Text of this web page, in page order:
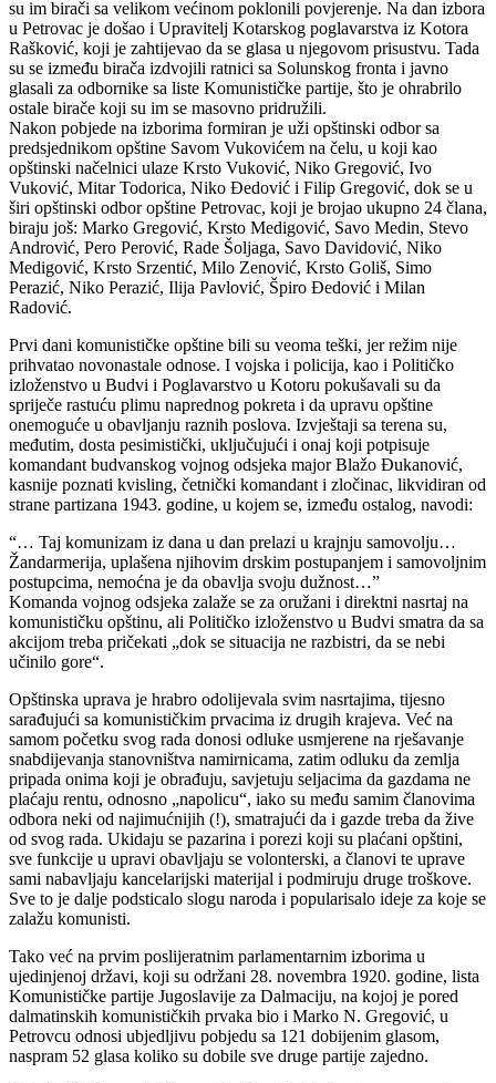
su im birači sa velikom većinom poklonili povjerenje. Na dan izbora
u Petrovac je došao i Upravitelj Kotarskog poglavarstva iz Kotora
Rašković, koji je zahtijevao da se glasa u njegovom prisustvu. Tada
su se između birača izdvojili ratnici sa Solunskog fronta i javno
glasali za odbornike sa liste Komunističke partije, što je ohrabrilo
ostale birače koji su im se masovno pridružili.
Nakon pobjede na izborima formiran je uži opštinski odbor sa
predsjednikom opštine Savom Vukovićem na čelu, u koji kao
opštinski načelnici ulaze Krsto Vuković, Niko Gregović, Ivo
Vuković, Mitar Todorica, Niko Đedović i Filip Gregović, dok se u
širi opštinski odbor opštine Petrovac, koji je brojao ukupno 24 člana,
biraju još: Marko Gregović, Krsto Medigović, Savo Medin, Stevo
Andrović, Pero Perović, Rade Šoljaga, Savo Davidović, Niko
Medigović, Krsto Srzentić, Milo Zenović, Krsto Goliš, Simo
Perazić, Niko Perazić, Ilija Pavlović, Špiro Đedović i Milan
Radović.
Prvi dani komunističke opštine bili su veoma teški, jer režim nije
prihvatao novonastale odnose. I vojska i policija, kao i Političko
izloženstvo u Budvi i Poglavarstvo u Kotoru pokušavali su da
spriječe rastuću plimu naprednog pokreta i da upravu opštine
onemoguće u obavljanju raznih poslova. Izvještaji sa terena su,
međutim, dosta pesimistički, uključujući i onaj koji potpisuje
komandant budvanskog vojnog odsjeka major Blažo Đukanović,
kasnije poznati kvisling, četnički komandant i zločinac, likvidiran od
strane partizana 1943. godine, u kojem se, između ostalog, navodi:
“… Taj komunizam iz dana u dan prelazi u krajnju samovolju…
Žandarmerija, uplašena njihovim drskim postupanjem i samovoljnim
postupcima, nemoćna je da obavlja svoju dužnost…”
Komanda vojnog odsjeka zalaže se za oružani i direktni nasrtaj na
komunističku opštinu, ali Političko izloženstvo u Budvi smatra da sa
akcijom treba pričekati „dok se situacija ne razbistri, da se nebi
učinilo gore“.
Opštinska uprava je hrabro odolijevala svim nasrtajima, tijesno
sarađujući sa komunističkim prvacima iz drugih krajeva. Već na
samom početku svog rada donosi odluke usmjerene na rješavanje
snabdijevanja stanovništva namirnicama, zatim odluku da zemlja
pripada onima koji je obrađuju, savjetuju seljacima da gazdama ne
plaćaju rentu, odnosno „napolicu“, iako su među samim članovima
odbora neki od najimućnijih (!), smatrajući da i gazde treba da žive
od svog rada. Ukidaju se pazarina i porezi koji su plaćani opštini,
sve funkcije u upravi obavljaju se volonterski, a članovi te uprave
sami nabavljaju kancelarijski materijal i podmiruju druge troškove.
Sve to je dalje podsticalo slogu naroda i popularisalo ideje za koje se
zalažu komunisti.
Tako već na prvim poslijeratnim parlamentarnim izborima u
ujedinjenoj državi, koji su održani 28. novembra 1920. godine, lista
Komunističke partije Jugoslavije za Dalmaciju, na kojoj je pored
dalmatinskih komunističkih prvaka bio i Marko N. Gregović, u
Petrovcu odnosi ubjedljivu pobjedu sa 121 dobijenim glasom,
naspram 52 glasa koliko su dobile sve druge partije zajedno.